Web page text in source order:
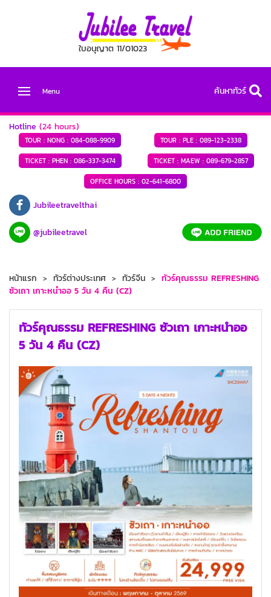
ใบอนุญาต 11/01023
Menu ค้นหาทัวร์
Hotline (24 hours)
TOUR : NONG : 084-088-9909 TOUR : PLE : 089-123-2338
TICKET : PHEN :086-337-3474 TICKET : MAEW : 089-679-2857
OFFICE HOURS : 02-641-6800
Jubileetravelthai
@jubileetravel
หน้าแรก ทัวร์ต่างประเทศ ทัวร์จีน
ทัวร์คุณธรรม REFRESHING
ซัวเถา เกาะหนำออ 5 วัน 4 คืน (CZ)
ทัวร์คุณธรรม REFRESHING ซัวเถา เกาะหนำออ
5 วัน 4 คืน (CZ)